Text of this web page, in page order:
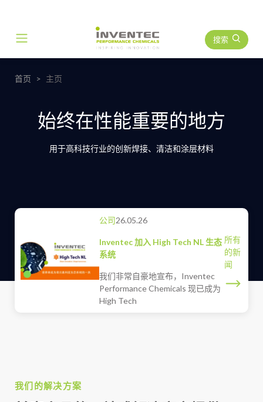
Main Navigation 搜索
首页 主页
始终在性能重要的地方
用于高科技行业的创新焊接、清洁和涂层材料
公司26.05.26
Inventec 加入 High Tech NL 生态
系统
我们非常自豪地宣布，Inventec
Performance Chemicals 现已成为
High Tech
所有
的新
闻
我们的解决方案